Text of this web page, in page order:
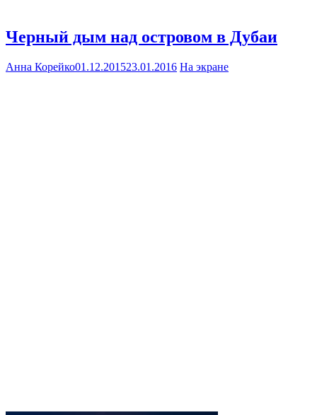
Черный дым над островом в Дубаи
Анна Корейко01.12.201523.01.2016 На экране